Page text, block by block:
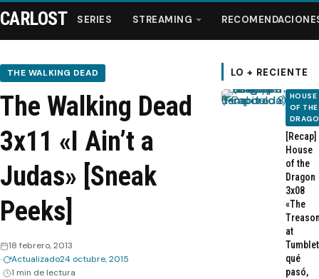
Series
Streaming
Recomendaciones
Webisodios
CARLOST SERIES STREAMING
THE WALKING DEAD
The Walking Dead
3x11 «I Ain’t a
Judas» [Sneak
Peeks]
18 febrero, 2013
Actualizado24 octubre, 2015
1 min de lectura
LO + RECIENTE
HOUSE
OF THE
[Recap]
House
of the
Dragon
3x08
«The
at
qué
pasó,